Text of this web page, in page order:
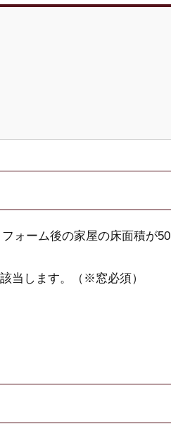
ォーム後の家屋の床面積が50
当します。（※窓必須）